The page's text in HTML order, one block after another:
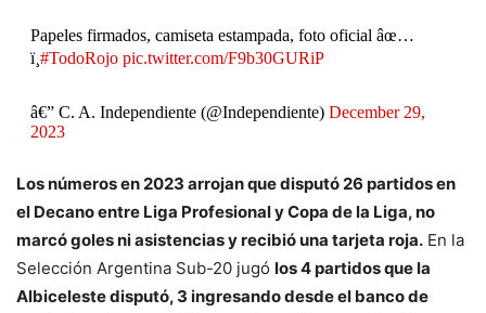
Papeles firmados, camiseta estampada, foto oficial âœ…
ï¸ #TodoRojo pic.twitter.com/F9b30GURiP
â€” C. A. Independiente (@Independiente) December 29,
2023
Los números en 2023 arrojan que disputó 26 partidos en
el Decano entre Liga Profesional y Copa de la Liga, no
marcó goles ni asistencias y recibió una tarjeta roja. En la
Selección Argentina Sub-20 jugó los 4 partidos que la
Albiceleste disputó, 3 ingresando desde el banco de